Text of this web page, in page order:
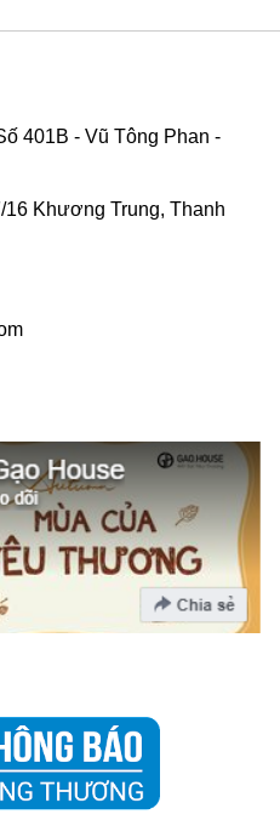
401B - Vũ Tông Phan -
Khương Trung, Thanh